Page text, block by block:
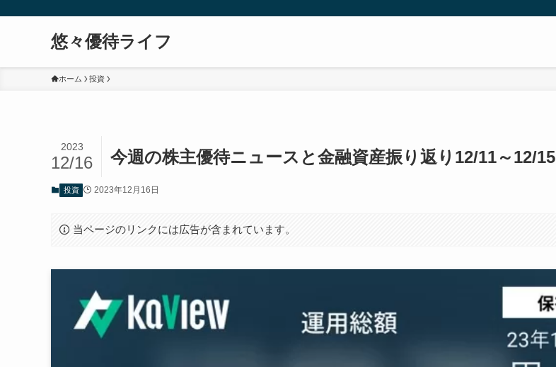
悠々優待ライフ
ホーム 投資
今週の株主優待ニュースと金融資産振り返り12/11～12/15
2023
12/16
投資 2023年12月16日
当ページのリンクには広告が含まれています。